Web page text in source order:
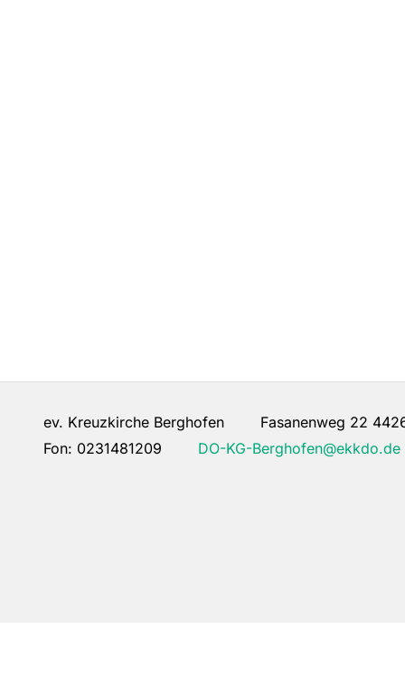
ev. Kreuzkirche Berghofen Fasanenweg 22
Fon: 0231481209 DO-KG-Berghofen@ekkdo.de